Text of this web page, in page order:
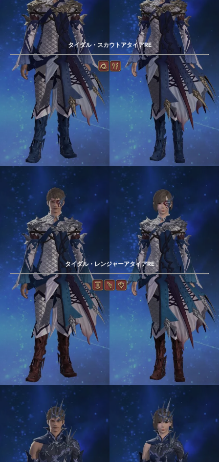
タイダル・スカウトアタイアRE
タイダル・レンジャーアタイアRE